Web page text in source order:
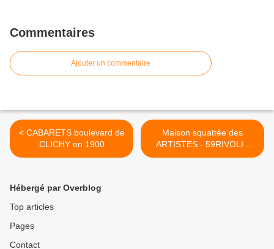
Commentaires
Ajouter un commentaire
< CABARETS boulevard de
CLICHY en 1900
Maison squattée des
ARTISTES - 59RIVOLI -
ROBERT l'électron libre -
Hébergé par Overblog
Top articles
Pages
Contact